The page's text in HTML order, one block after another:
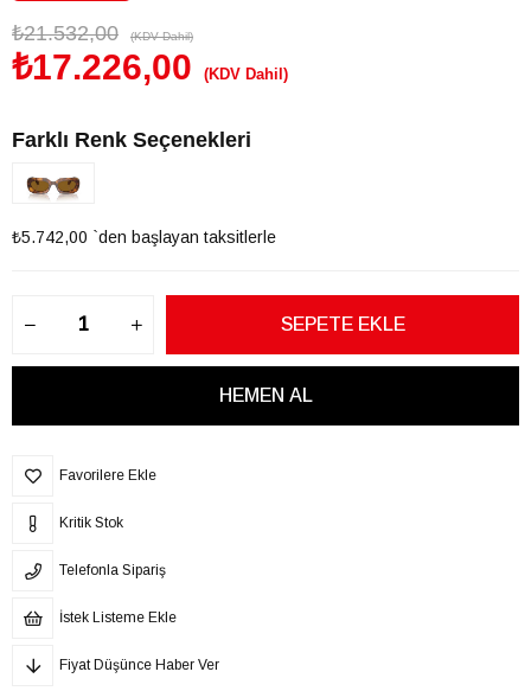
₺21.532,00 (KDV Dahil)
₺17.226,00 (KDV Dahil)
Farklı Renk Seçenekleri
₺5.742,00 `den başlayan taksitlerle
Favorilere Ekle
Kritik Stok
Telefonla Sipariş
İstek Listeme Ekle
Fiyat Düşünce Haber Ver